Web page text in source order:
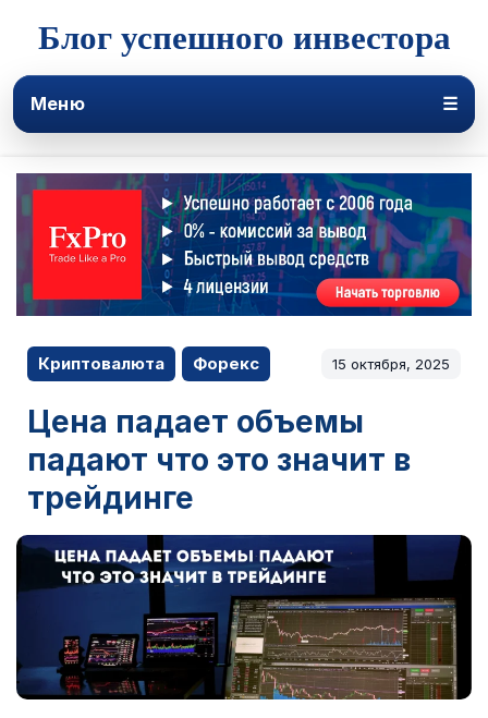
Блог успешного инвестора
Меню ☰
Криптовалюта Форекс 15 октября, 2025
Цена падает объемы
падают что это значит в
трейдинге